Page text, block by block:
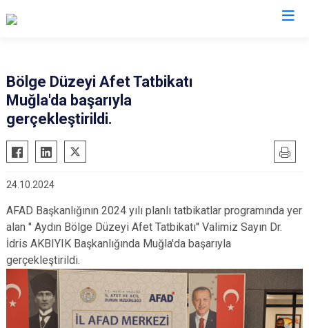
Bölge Düzeyi Afet Tatbikatı
Muğla'da başarıyla
gerçekleştirildi.
24.10.2024
AFAD Başkanlığının 2024 yılı planlı tatbikatlar programında yer
alan '' Aydın Bölge Düzeyi Afet Tatbikatı'' Valimiz Sayın Dr.
İdris AKBIYIK Başkanlığında Muğla'da başarıyla
gerçekleştirildi.